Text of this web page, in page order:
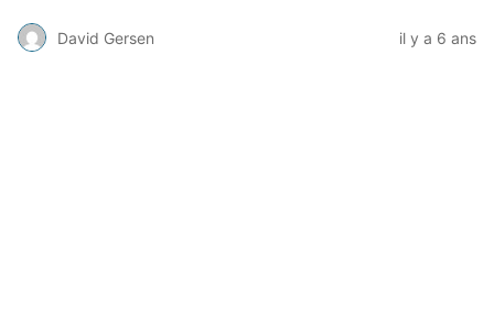
David Gersen il y a 6 ans